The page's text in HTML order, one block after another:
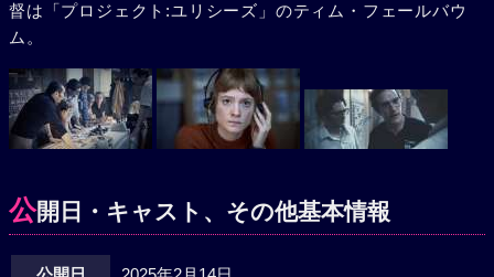
督は「プロジェクト:ユリシーズ」のティム・フェールバウ
ム。
公開日・キャスト、その他基本情報